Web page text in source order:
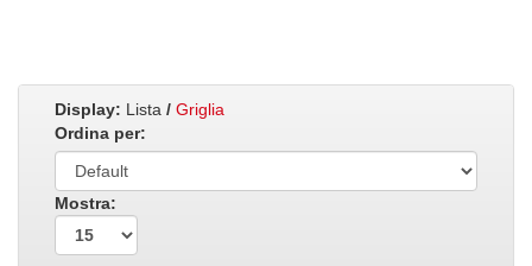
Display: Lista / Griglia
Ordina per:
Mostra: